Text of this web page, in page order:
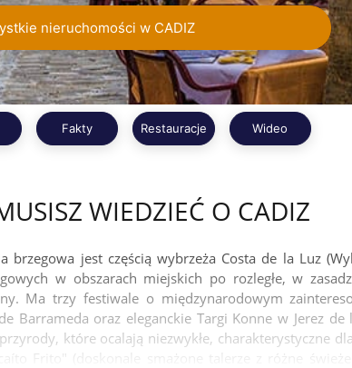
nieruchomości w CADIZ
Fakty Restauracje Wideo
WIEDZIEĆ O CADIZ
jest częścią wybrzeża Costa de la Luz
w obszarach miejskich po rozległe, w
Ma trzy festiwale o międzynarodowym
Barrameda oraz eleganckie Targi Konne w Jerez de
które ocalają niezwykłe, charakterystyczne
Frito" (doskonale smażone talerze z różne